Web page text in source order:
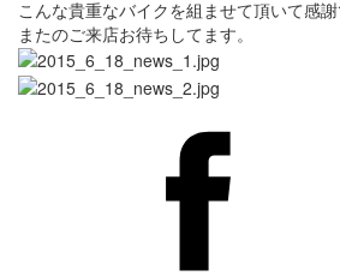
こんな貴重なバイクを組ませて頂いて感謝
またのご来店お待ちしてます。